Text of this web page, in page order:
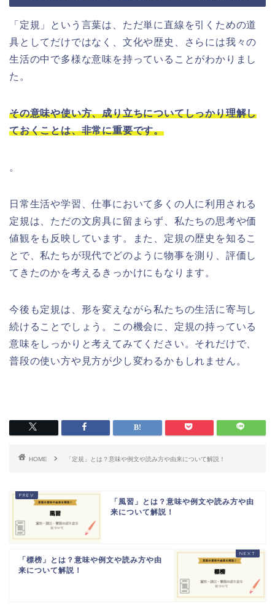
「定規」という言葉は、ただ単に直線を引くための道
具としてだけではなく、文化や歴史、さらには我々の
生活の中で多様な意味を持っていることがわかりまし
た。
その意味や使い方、成り立ちについてしっかり理解し
ておくことは、非常に重要です。
。
日常生活や学習、仕事において多くの人に利用される
定規は、ただの文房具に留まらず、私たちの思考や価
値観をも反映しています。また、定規の歴史を知るこ
とで、私たちが現代でどのように物事を測り、評価し
てきたのかを考えるきっかけにもなります。
今後も定規は、形を変えながら私たちの生活に寄与し
続けることでしょう。この機会に、定規の持っている
意味をしっかりと考えてみてください。それだけで、
普段の使い方や見方が少し変わるかもしれません。
HOME 「定規」とは？意味や例文や読み方や由来について解説！
「風習」とは？意味や例文や読み方や由
来について解説！
「標榜」とは？意味や例文や読み方や由
来について解説！